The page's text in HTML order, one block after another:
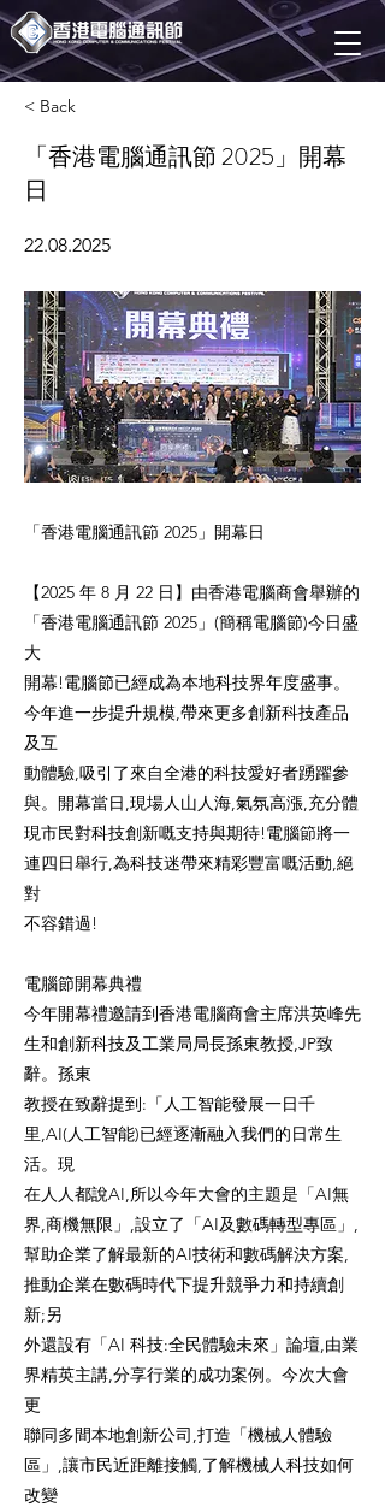
< Back
「香港電腦通訊節 2025」開幕
日
22.08.2025
「香港電腦通訊節 2025」開幕日
【2025 年 8 月 22 日】由香港電腦商會舉辦的
「香港電腦通訊節 2025」(簡稱電腦節)今日盛
大
開幕!電腦節已經成為本地科技界年度盛事。
今年進一步提升規模,帶來更多創新科技產品
及互
動體驗,吸引了來自全港的科技愛好者踴躍參
與。開幕當日,現場人山人海,氣氛高漲,充分體
現市民對科技創新嘅支持與期待!電腦節將一
連四日舉行,為科技迷帶來精彩豐富嘅活動,絕
對
不容錯過!
電腦節開幕典禮
今年開幕禮邀請到香港電腦商會主席洪英峰先
生和創新科技及工業局局長孫東教授,JP致
辭。孫東
教授在致辭提到:「人工智能發展一日千
里,AI(人工智能)已經逐漸融入我們的日常生
活。現
在人人都說AI,所以今年大會的主題是「AI無
界,商機無限」,設立了「AI及數碼轉型專區」,
幫助企業了解最新的AI技術和數碼解決方案,
推動企業在數碼時代下提升競爭力和持續創
新;另
外還設有「AI 科技:全民體驗未來」論壇,由業
界精英主講,分享行業的成功案例。今次大會
更
聯同多間本地創新公司,打造「機械人體驗
區」,讓市民近距離接觸,了解機械人科技如何
改變